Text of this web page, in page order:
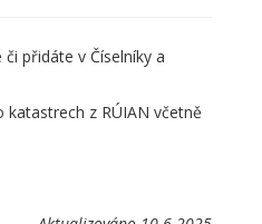
přidáte v Číselníky a
z RÚIAN včetně